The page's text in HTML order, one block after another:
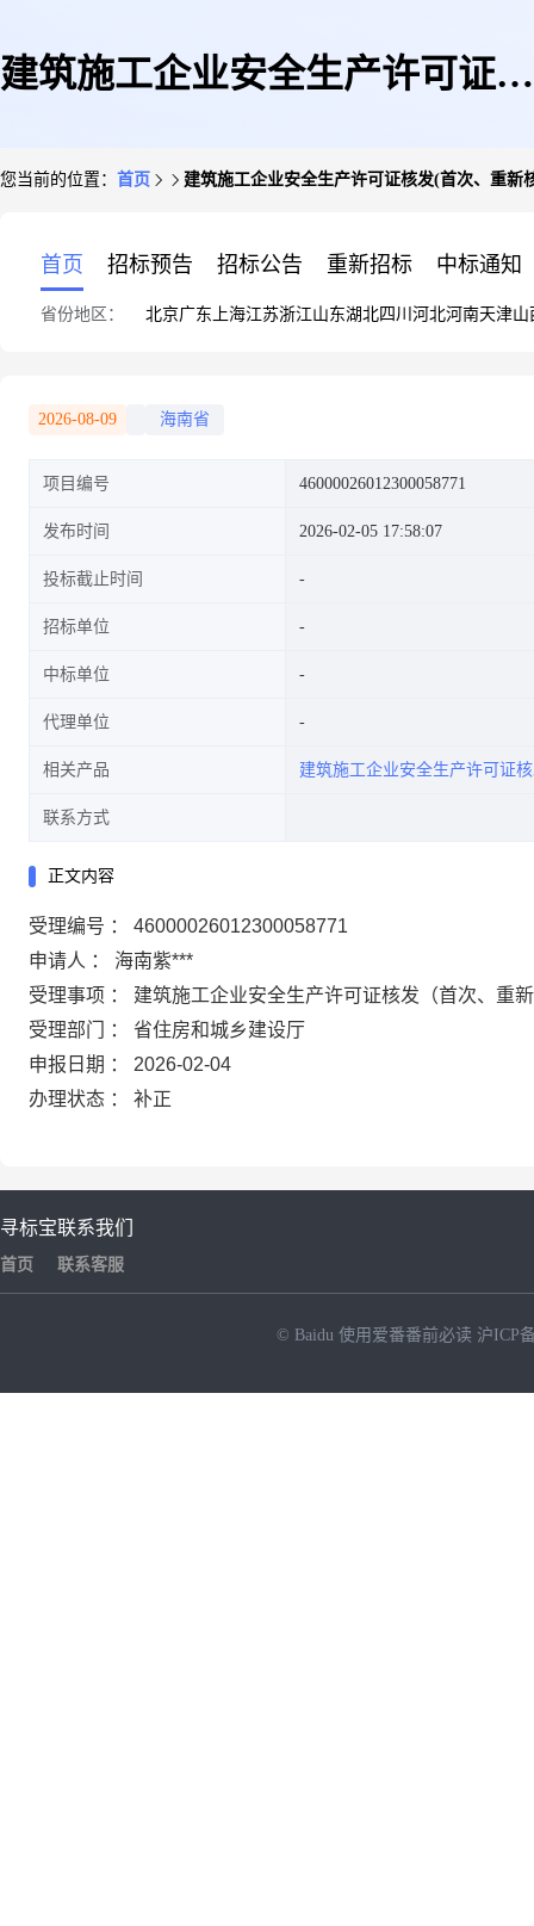
建筑施工企业安全生产许可证核
您当前的位置： 首页 建筑施工企业安全生产许可证核发(首次、重新
首页 招标预告 招标公告 重新招标 中标通知
省份地区： 北京广东 上海江苏浙江山东湖北四川 河北河南天津山
2026-08-09 海南省
项目编号 46000026012300058771
发布时间 2026-02-05 17:58:07
投标截止时间
招标单位
中标单位
代理单位
相关产品 建筑施工企业安全生产许可证
联系方式
正文内容
受理编号 ： 46000026012300058771
申请人 ： 海南紫***
受理事项 ： 建筑施工企业安全生产许可证核发（首次、重
受理部门 ： 省住房和城乡建设厅
申报日期 ： 2026-02-04
办理状态 ： 补正
寻标宝
首页
联系我们
联系客服
© Baidu 使用爱番番前必读 沪ICP